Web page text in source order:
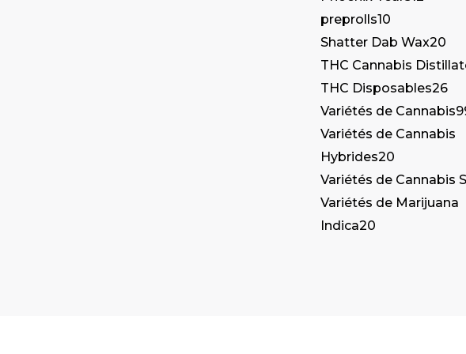
preprolls10
Shatter Dab Wax20
THC Cannabis
THC Disposables26
Variétés de Cannabis
Variétés de Cannabis
Hybrides20
Variétés de Cannabis
Variétés de Marijuana
Indica20